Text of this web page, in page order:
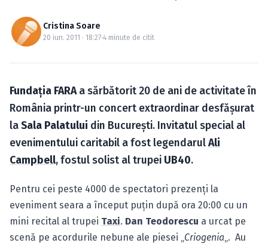
Caută în site...
Cristina Soare
20 iun. 2011 · 18:27·4 minute de citit
Fundaţia FARAa sărbătorit 20 de ani de activitate în
România printr-un concert extraordinar desfăşurat
laSala Palatului din Bucureşti. Invitatul special al
evenimentului caritabil a fost legendarulAli
Campbell, fostul solist al trupei UB40.
Pentru cei peste 4000 de spectatori prezenţi la
eveniment seara a început puţin după ora 20:00 cu un
mini recital al trupei Taxi. Dan Teodorescu a urcat pe
scenă pe acordurile nebune ale piesei „ Criogenia „. Au